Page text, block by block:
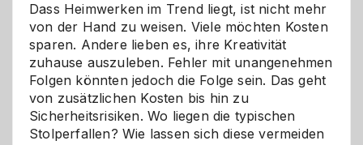
Dass Heimwerken im Trend liegt, ist nicht mehr
von der Hand zu weisen. Viele möchten Kosten
sparen. Andere lieben es, ihre Kreativität
zuhause auszuleben. Fehler mit unangenehmen
Folgen könnten jedoch die Folge sein. Das geht
von zusätzlichen Kosten bis hin zu
Sicherheitsrisiken. Wo liegen die typischen
Stolperfallen? Wie lassen sich diese vermeiden